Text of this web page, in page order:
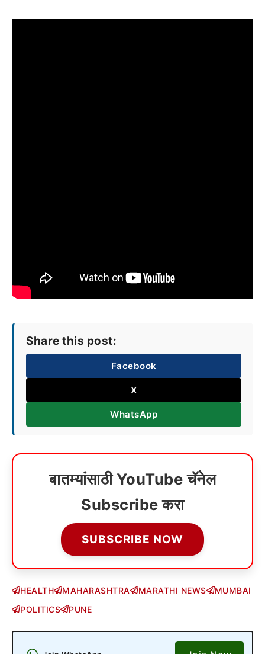
Share this post:
Facebook
X
WhatsApp
बातम्यांसाठी YouTube चॅनेल
Subscribe करा
SUBSCRIBE NOW
HEALTH MAHARASHTRA MARATHI NEWS
MUMBAI
POLITICS
PUNE